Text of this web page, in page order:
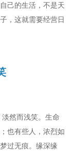
己的生活，不是天
，这就需要经营日
然而浅笑。生命
也有些人，浓烈如
过无痕。缘深缘